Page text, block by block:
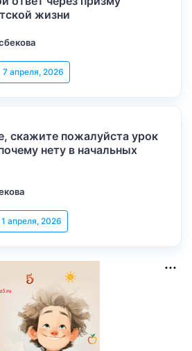
жизни
7 апреля, 2026
скажите пожалуйста урок
нету в начальных
1 апреля, 2026